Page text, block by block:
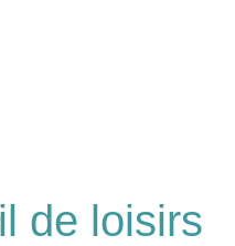
de loisirs